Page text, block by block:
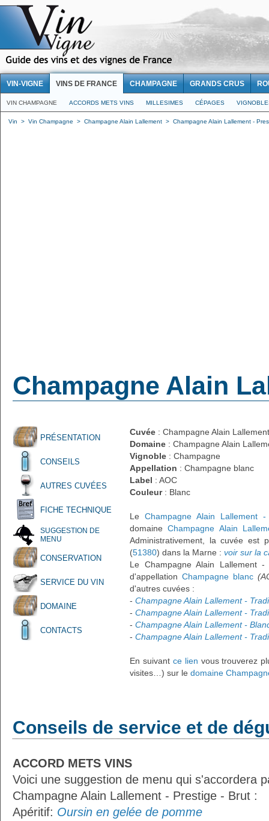
VIN-VIGNE VINS DE FRANCE CHAMPAGNE GRANDS CRUS
VIN CHAMPAGNE ACCORDS METS VINS MILLESIMES CÉPAGES
Vin > Vin Champagne > Champagne Alain Lallement > Champagne Alain Lallement -
Champagne Alain
PRÉSENTATION
CONSEILS
AUTRES CUVÉES
FICHE TECHNIQUE
SUGGESTION DE
MENU
CONSERVATION
SERVICE DU VIN
DOMAINE
CONTACTS
Cuvée : Champagne Alain
Domaine : Champagne Alain
Vignoble : Champagne
Appellation : Champagne blanc
Label : AOC
Couleur: Blanc
Le Champagne Alain Lallement
domaineChampagne Alain
Administrativement, la cuvée est
(51380) dans la Marne : voir sur la
Le Champagne Alain Lallement
d'appellation Champagne blanc
d'autres cuvées :
- Champagne Alain Lallement -
- Champagne Alain Lallement -
- Champagne Alain Lallement -
- Champagne Alain Lallement -
En suivant ce lien vous trouverez
visites…) sur le domaine
Conseils de service et de
ACCORD METS VINS
Voici une suggestion de menu qui s'accordera
Champagne Alain Lallement - Prestige - Brut :
Apéritif: Oursin en gelée de pomme